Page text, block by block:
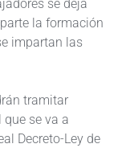
se deja
la formación
impartan las
tramitar
que se va a
Decreto-Ley de